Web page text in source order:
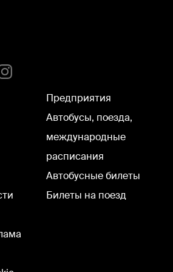
Предприятия
Автобусы, поезда,
международные
расписания
Автобусные билеты
Билеты на поезд